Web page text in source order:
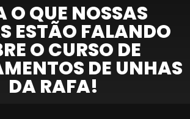
O QUE NOSSAS
ESTÃO FALANDO
O CURSO DE
DE UNHAS
DA RAFA!